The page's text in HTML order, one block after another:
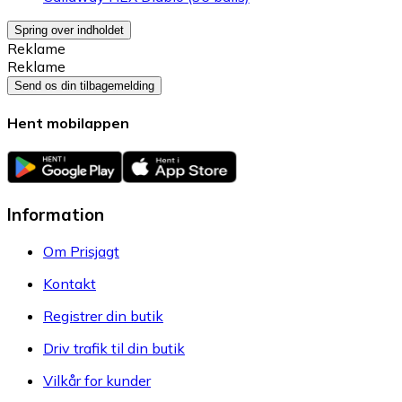
Spring over indholdet
Reklame
Reklame
Send os din tilbagemelding
Hent mobilappen
Information
Om Prisjagt
Kontakt
Registrer din butik
Driv trafik til din butik
Vilkår for kunder